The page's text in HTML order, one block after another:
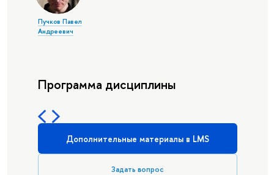
Пучков Павел
Андреевич
Программа дисциплины
Дополнительные материалы в LMS
Задать вопрос